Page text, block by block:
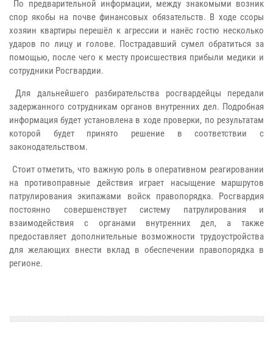
По предварительной информации, между знакомыми возник
спор якобы на почве финансовых обязательств. В ходе ссоры
хозяин квартиры перешёл к агрессии и нанёс гостю несколько
ударов по лицу и голове. Пострадавший сумел обратиться за
помощью, после чего к месту происшествия прибыли медики и
сотрудники Росгвардии.
Для дальнейшего разбирательства росгвардейцы передали
задержанного сотрудникам органов внутренних дел. Подробная
информация будет установлена в ходе проверки, по результатам
которой будет принято решение в соответствии с
законодательством.
Стоит отметить, что важную роль в оперативном реагировании
на противоправные действия играет насыщение маршрутов
патрулирования экипажами войск правопорядка. Росгвардия
постоянно совершенствует систему патрулирования и
взаимодействия с органами внутренних дел, а также
предоставляет дополнительные возможности трудоустройства
для желающих внести вклад в обеспечении правопорядка в
регионе.